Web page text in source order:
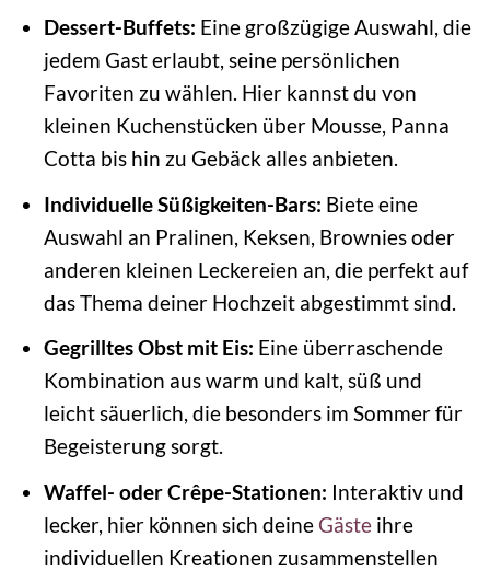
Dessert-Buffets: Eine großzügige Auswahl, die
jedem Gast erlaubt, seine persönlichen
Favoriten zu wählen. Hier kannst du von
kleinen Kuchenstücken über Mousse, Panna
Cotta bis hin zu Gebäck alles anbieten.
Individuelle Süßigkeiten-Bars: Biete eine
Auswahl an Pralinen, Keksen, Brownies oder
anderen kleinen Leckereien an, die perfekt auf
das Thema deiner Hochzeit abgestimmt sind.
Gegrilltes Obst mit Eis: Eine überraschende
Kombination aus warm und kalt, süß und
leicht säuerlich, die besonders im Sommer für
Begeisterung sorgt.
Waffel- oder Crêpe-Stationen: Interaktiv und
lecker, hier können sich deine Gästeihre
individuellen Kreationen zusammenstellen